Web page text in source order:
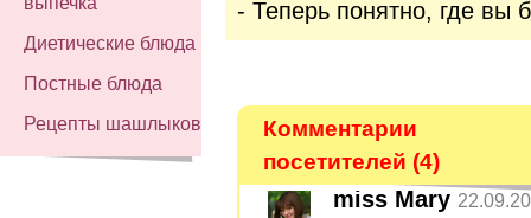
Диетические блюда
Постные блюда
Рецепты шашлыков
- Теперь понятно, где вы
Комментарии
посетителей (4)
miss Mary